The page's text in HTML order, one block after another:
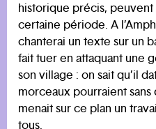
historique précis, peuvent
certaine période. A
chanterai un texte sur un
fait tuer en attaquant une
son village : on sait qu’il
morceaux pourraient
menait sur ce plan un
tous.